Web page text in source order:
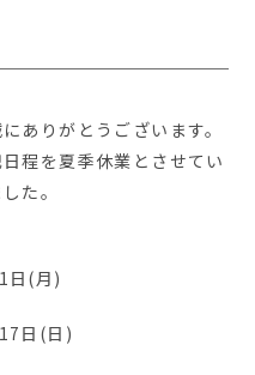
ありがとうございます。
程を夏季休業とさせてい
た。
(月)
日(日)